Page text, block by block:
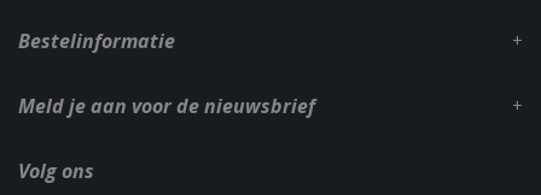
Volg ons
Bestelinformatie
Meld je aan voor de nieuwsbrief
CookieScriptConsent
1